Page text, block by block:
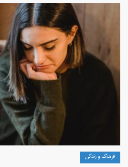
فرهنگ و زندگی